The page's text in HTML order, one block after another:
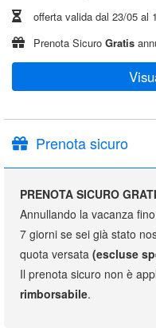
offerta valida dal 23/05 al
Prenota Sicuro Gratis
Prenota sicuro
PRENOTA SICURO
Annullando la vacanza
7 giorni se sei già stato
quota versata (escluse
Il prenota sicuro non è
rimborsabile.